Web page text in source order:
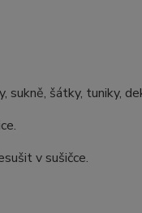
šátky, tuniky,
v sušičce.